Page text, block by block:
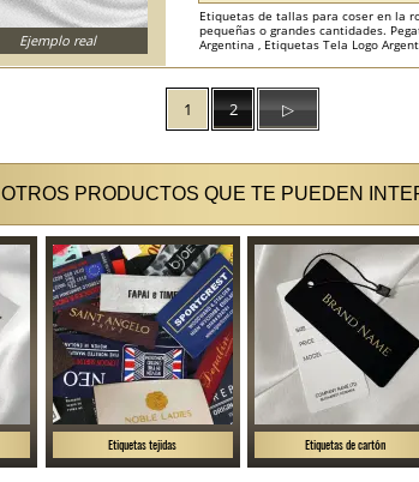
Etiquetas de tallas para coser en la
pequeñas o grandes cantidades.
Argentina , Etiquetas Tela Logo
Ejemplo real
1 2 ▷
OTROS PRODUCTOS QUE TE PUEDEN
Etiquetas tejidas Etiquetas de cartón